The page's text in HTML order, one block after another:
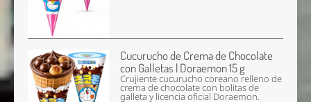
Cucurucho de Crema de Chocolate
con Galletas | Doraemon 15 g
Crujiente cucurucho coreano relleno de
crema de chocolate con bolitas de
galleta y licencia oficial Doraemon.